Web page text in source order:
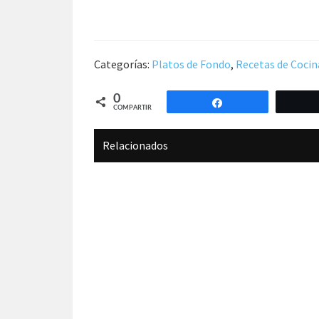
Categorías: Platos de Fondo, Recetas de
0
COMPARTIR
Relacionados